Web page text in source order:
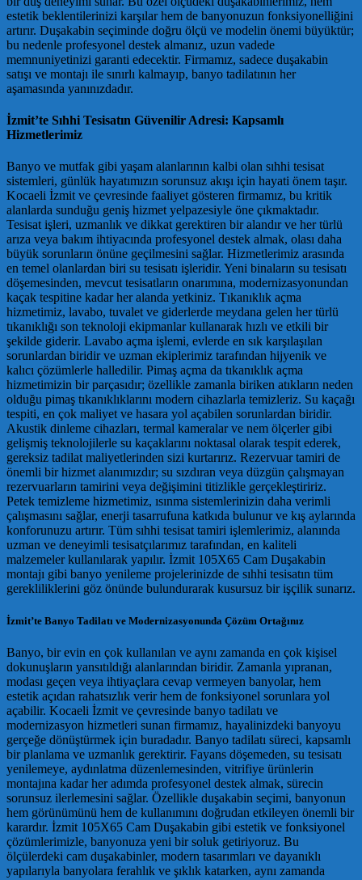
estetik beklentilerinizi karşılar hem de banyonuzun fonksiyonelliğini
artırır. Duşakabin seçiminde doğru ölçü ve modelin önemi büyüktür;
bu nedenle profesyonel destek almanız, uzun vadede
memnuniyetinizi garanti edecektir. Firmamız, sadece duşakabin
satışı ve montajı ile sınırlı kalmayıp, banyo tadilatının her
aşamasında yanınızdadır.
İzmit’te Sıhhi Tesisatın Güvenilir Adresi: Kapsamlı
Hizmetlerimiz
Banyo ve mutfak gibi yaşam alanlarının kalbi olan sıhhi tesisat
sistemleri, günlük hayatımızın sorunsuz akışı için hayati önem taşır.
Kocaeli İzmit ve çevresinde faaliyet gösteren firmamız, bu kritik
alanlarda sunduğu geniş hizmet yelpazesiyle öne çıkmaktadır.
Tesisat işleri, uzmanlık ve dikkat gerektiren bir alandır ve her türlü
arıza veya bakım ihtiyacında profesyonel destek almak, olası daha
büyük sorunların önüne geçilmesini sağlar. Hizmetlerimiz arasında
en temel olanlardan biri su tesisatı işleridir. Yeni binaların su tesisatı
döşemesinden, mevcut tesisatların onarımına, modernizasyonundan
kaçak tespitine kadar her alanda yetkiniz. Tıkanıklık açma
hizmetimiz, lavabo, tuvalet ve giderlerde meydana gelen her türlü
tıkanıklığı son teknoloji ekipmanlar kullanarak hızlı ve etkili bir
şekilde giderir. Lavabo açma işlemi, evlerde en sık karşılaşılan
sorunlardan biridir ve uzman ekiplerimiz tarafından hijyenik ve
kalıcı çözümlerle halledilir. Pimaş açma da tıkanıklık açma
hizmetimizin bir parçasıdır; özellikle zamanla biriken atıkların neden
olduğu pimaş tıkanıklıklarını modern cihazlarla temizleriz. Su kaçağı
tespiti, en çok maliyet ve hasara yol açabilen sorunlardan biridir.
Akustik dinleme cihazları, termal kameralar ve nem ölçerler gibi
gelişmiş teknolojilerle su kaçaklarını noktasal olarak tespit ederek,
gereksiz tadilat maliyetlerinden sizi kurtarırız. Rezervuar tamiri de
önemli bir hizmet alanımızdır; su sızdıran veya düzgün çalışmayan
rezervuarların tamirini veya değişimini titizlikle gerçekleştiririz.
Petek temizleme hizmetimiz, ısınma sistemlerinizin daha verimli
çalışmasını sağlar, enerji tasarrufuna katkıda bulunur ve kış aylarında
konforunuzu artırır. Tüm sıhhi tesisat tamiri işlemlerimiz, alanında
uzman ve deneyimli tesisatçılarımız tarafından, en kaliteli
malzemeler kullanılarak yapılır. İzmit 105X65 Cam Duşakabin
montajı gibi banyo yenileme projelerinizde de sıhhi tesisatın tüm
gerekliliklerini göz önünde bulundurarak kusursuz bir işçilik sunarız.
İzmit’te Banyo Tadilatı ve Modernizasyonunda Çözüm Ortağınız
Banyo, bir evin en çok kullanılan ve aynı zamanda en çok kişisel
dokunuşların yansıtıldığı alanlarından biridir. Zamanla yıpranan,
modası geçen veya ihtiyaçlara cevap vermeyen banyolar, hem
estetik açıdan rahatsızlık verir hem de fonksiyonel sorunlara yol
açabilir. Kocaeli İzmit ve çevresinde banyo tadilatı ve
modernizasyon hizmetleri sunan firmamız, hayalinizdeki banyoyu
gerçeğe dönüştürmek için buradadır. Banyo tadilatı süreci, kapsamlı
bir planlama ve uzmanlık gerektirir. Fayans döşemeden, su tesisatı
yenilemeye, aydınlatma düzenlemesinden, vitrifiye ürünlerin
montajına kadar her adımda profesyonel destek almak, sürecin
sorunsuz ilerlemesini sağlar. Özellikle duşakabin seçimi, banyonun
hem görünümünü hem de kullanımını doğrudan etkileyen önemli bir
karardır. İzmit 105X65 Cam Duşakabin gibi estetik ve fonksiyonel
çözümlerimizle, banyonuza yeni bir soluk getiriyoruz. Bu
ölçülerdeki cam duşakabinler, modern tasarımları ve dayanıklı
yapılarıyla banyolara ferahlık ve şıklık katarken, aynı zamanda